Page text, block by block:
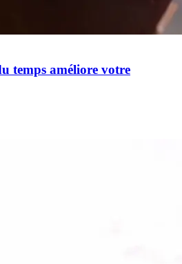
temps améliore votre